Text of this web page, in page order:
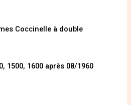
Coccinelle à double
1500, 1600 après 08/1960